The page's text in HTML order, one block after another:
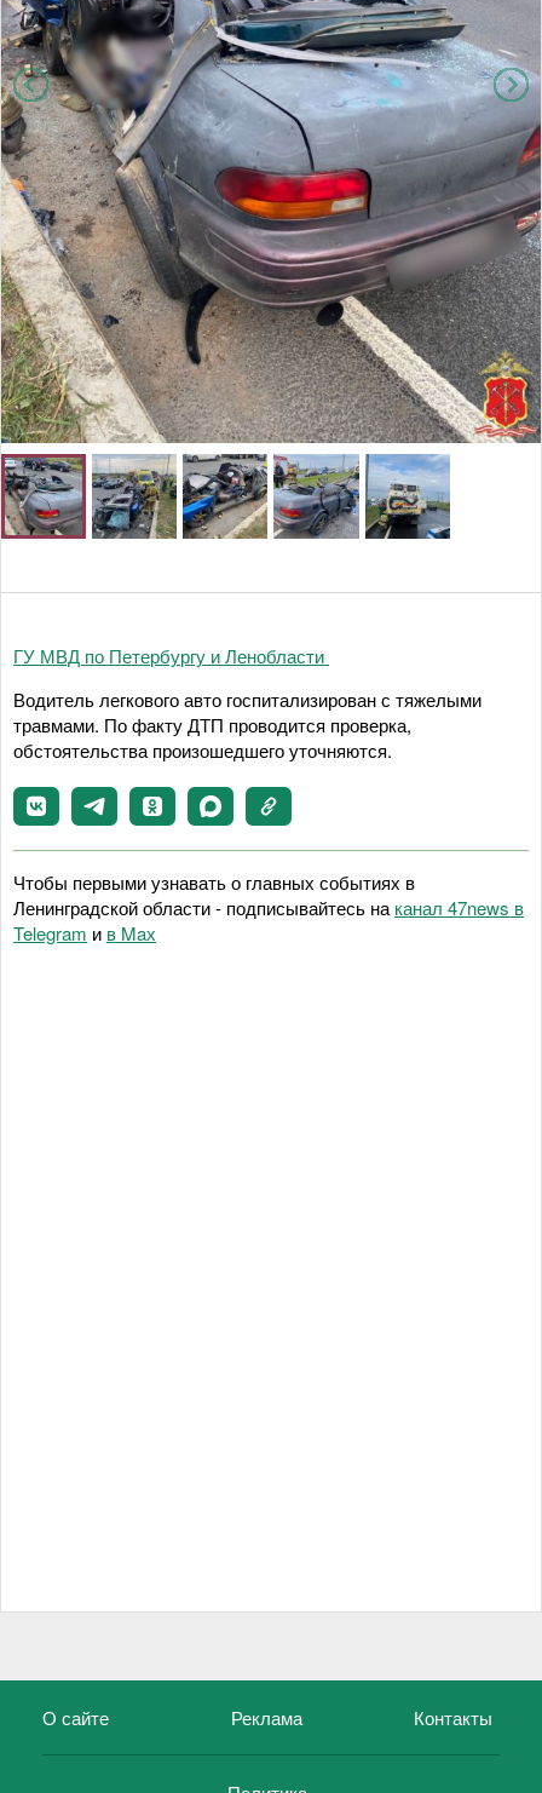
ГУ МВД по Петербургу и Ленобласти
Водитель легкового авто госпитализирован с тяжелыми
травмами. По факту ДТП проводится проверка,
обстоятельства произошедшего уточняются.
Чтобы первыми узнавать о главных событиях в
Ленинградской области - подписывайтесь на канал 47news в
Telegram и в Maх
О сайте Реклама Контакты